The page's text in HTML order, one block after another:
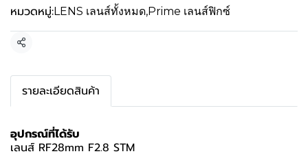
หมวดหมู่:LENS เลนส์ทั้งหมด,Prime เลนส์ฟิกซ์
แชร์
รายละเอียดสินค้า
อุปกรณ์ที่ได้รับ
เลนส์ RF28mm F2.8 STM